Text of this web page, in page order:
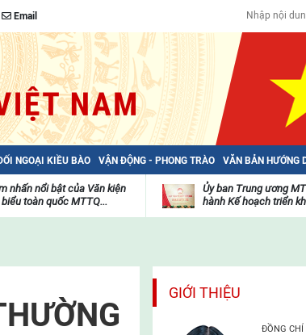
Email
NGOẠI KIỀU BÀO VẬN ĐỘNG - PHONG TRÀO VĂN BẢN HƯỚNG
nhấn nổi bật của Văn kiện
toàn quốc MTTQ...
mặt
trận
Ủy ban Trung ương
hành Kế hoạch triển
GIỚI THIỆU
ĐỒNG CHÍ